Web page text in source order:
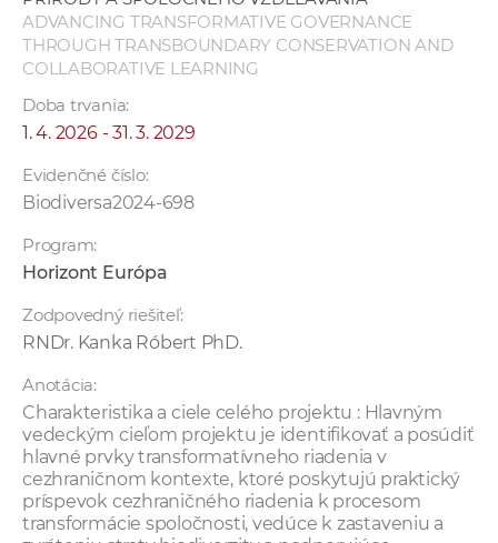
ADVANCING TRANSFORMATIVE GOVERNANCE
THROUGH TRANSBOUNDARY CONSERVATION AND
COLLABORATIVE LEARNING
Doba trvania:
1. 4. 2026 - 31. 3. 2029
Evidenčné číslo:
Biodiversa2024-698
Program:
Horizont Európa
Zodpovedný riešiteľ:
RNDr. Kanka Róbert PhD.
Anotácia:
Charakteristika a ciele celého projektu : Hlavným
vedeckým cieľom projektu je identifikovať a posúdiť
hlavné prvky transformatívneho riadenia v
cezhraničnom kontexte, ktoré poskytujú praktický
príspevok cezhraničného riadenia k procesom
transformácie spoločnosti, vedúce k zastaveniu a